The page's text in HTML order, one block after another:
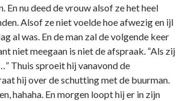
En nu deed de vrouw alsof ze het heel
Alsof ze niet voelde hoe afwezig en ijl
al was. En de man zal de volgende keer
niet meegaan is niet de afspraak. “Als zij
Thuis sproeit hij vanavond de
hij over de schutting met de buurman.
hahaha. En morgen loopt hij er in zijn